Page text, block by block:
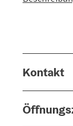
Kontakt